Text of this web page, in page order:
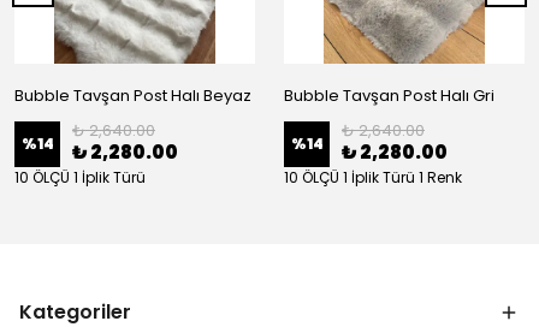
Bubble Tavşan Post Halı Beyaz
%14
₺ 2,640.00
₺ 2,280.00
10 ÖLÇÜ 1 İplik Türü
Bubble Tavşan Post Halı Gri
%14
₺ 2,640.00
₺ 2,280.00
10 ÖLÇÜ 1 İplik Türü 1 Renk
Kategoriler